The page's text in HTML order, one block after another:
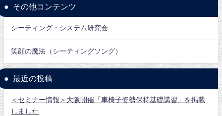
その他コンテンツ
シーティング・システム研究会
笑顔の魔法（シーティングソング）
最近の投稿
＜セミナー情報＞大阪開催「車椅子姿勢保持基礎講習」を掲載
しました